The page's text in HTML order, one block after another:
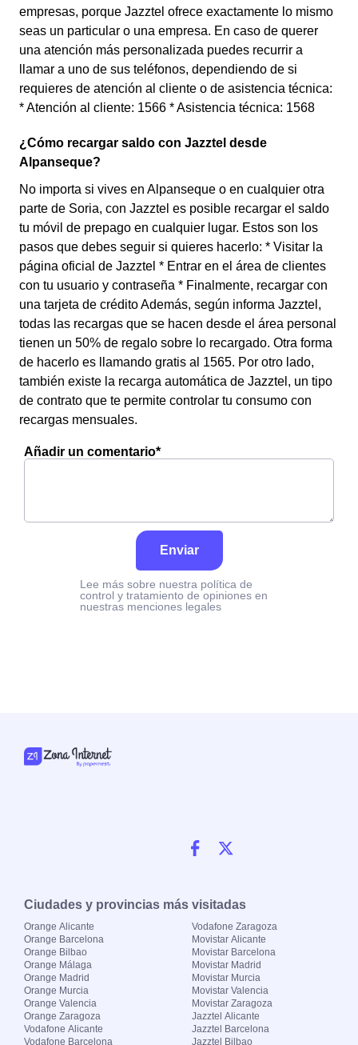
empresas, porque Jazztel ofrece exactamente lo mismo
seas un particular o una empresa. En caso de querer
una atención más personalizada puedes recurrir a
llamar a uno de sus teléfonos, dependiendo de si
requieres de atención al cliente o de asistencia técnica:
* Atención al cliente: 1566 * Asistencia técnica: 1568
¿Cómo recargar saldo con Jazztel desde
Alpanseque?
No importa si vives en Alpanseque o en cualquier otra
parte de Soria, con Jazztel es posible recargar el saldo
tu móvil de prepago en cualquier lugar. Estos son los
pasos que debes seguir si quieres hacerlo: * Visitar la
página oficial de Jazztel * Entrar en el área de clientes
con tu usuario y contraseña * Finalmente, recargar con
una tarjeta de crédito Además, según informa Jazztel,
todas las recargas que se hacen desde el área personal
tienen un 50% de regalo sobre lo recargado. Otra forma
de hacerlo es llamando gratis al 1565. Por otro lado,
también existe la recarga automática de Jazztel, un tipo
de contrato que te permite controlar tu consumo con
recargas mensuales.
Añadir un comentario*
Enviar
Lee más sobre nuestra política de
control y tratamiento de opiniones en
nuestras menciones legales
Ciudades y provincias más visitadas
Orange Alicante
Orange Barcelona
Orange Bilbao
Orange Málaga
Orange Madrid
Orange Murcia
Orange Valencia
Orange Zaragoza
Vodafone Alicante
Vodafone Barcelona
Vodafone Zaragoza
Movistar Alicante
Movistar Barcelona
Movistar Madrid
Movistar Murcia
Movistar Valencia
Movistar Zaragoza
Jazztel Alicante
Jazztel Barcelona
Jazztel Bilbao